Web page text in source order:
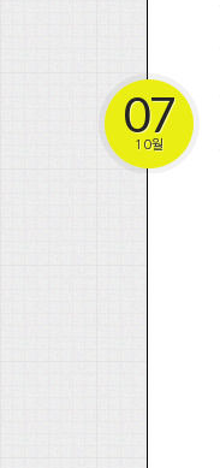
07
10월